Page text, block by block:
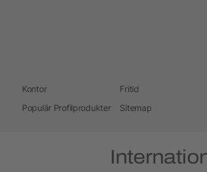
Kontor
Fritid
Populär Profilprodukter Sitemap